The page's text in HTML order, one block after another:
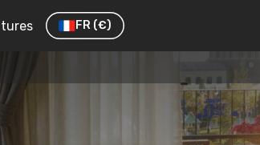
FR (€)